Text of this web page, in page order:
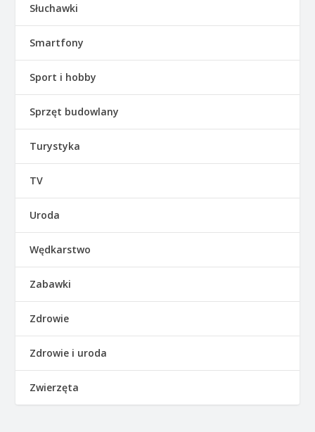
Słuchawki
Smartfony
Sport i hobby
Sprzęt budowlany
Turystyka
TV
Uroda
Wędkarstwo
Zabawki
Zdrowie
Zdrowie i uroda
Zwierzęta